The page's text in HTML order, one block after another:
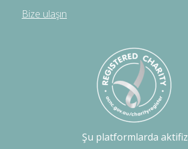
Bize ulaşın
Şu platformlarda aktifiz